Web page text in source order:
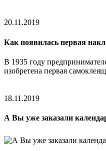
20.11.2019
Как появилась первая
В 1935 году
изобретена первая
18.11.2019
А Вы уже заказали